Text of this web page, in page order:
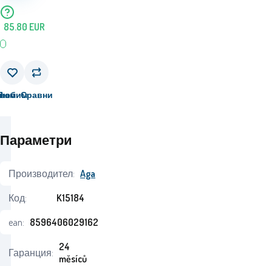
85.80 EUR
Сравни
Параметри
Производител: Aga
Код:
K15184
ean: 8596406029162
Гаранция: 24
měsíců